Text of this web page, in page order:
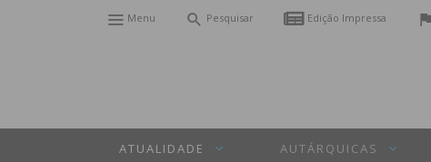
Menu Pesquisar Edição Impressa
ATUALIDADE AUTÁRQUICAS